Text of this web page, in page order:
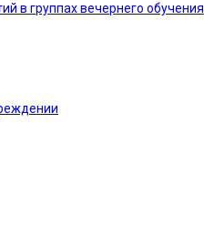
в группах вечернего обучения